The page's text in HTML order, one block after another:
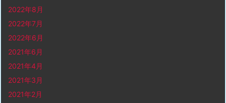
2022年8月
2022年7月
2022年6月
2021年6月
2021年4月
2021年3月
2021年2月